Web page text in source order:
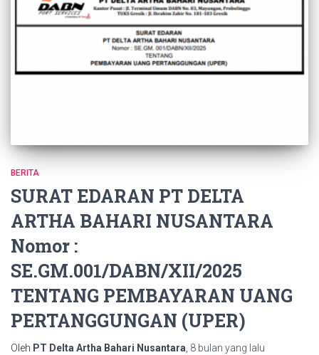
BERITA
SURAT EDARAN PT DELTA
ARTHA BAHARI NUSANTARA
Nomor :
SE.GM.001/DABN/XII/2025
TENTANG PEMBAYARAN UANG
PERTANGGUNGAN (UPER)
Oleh PT Delta Artha Bahari Nusantara, 8 bulan yang lalu